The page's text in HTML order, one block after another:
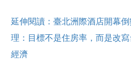
延伸閱讀：臺北洲際酒店開幕
理：目標不是住房率，而是改
經濟